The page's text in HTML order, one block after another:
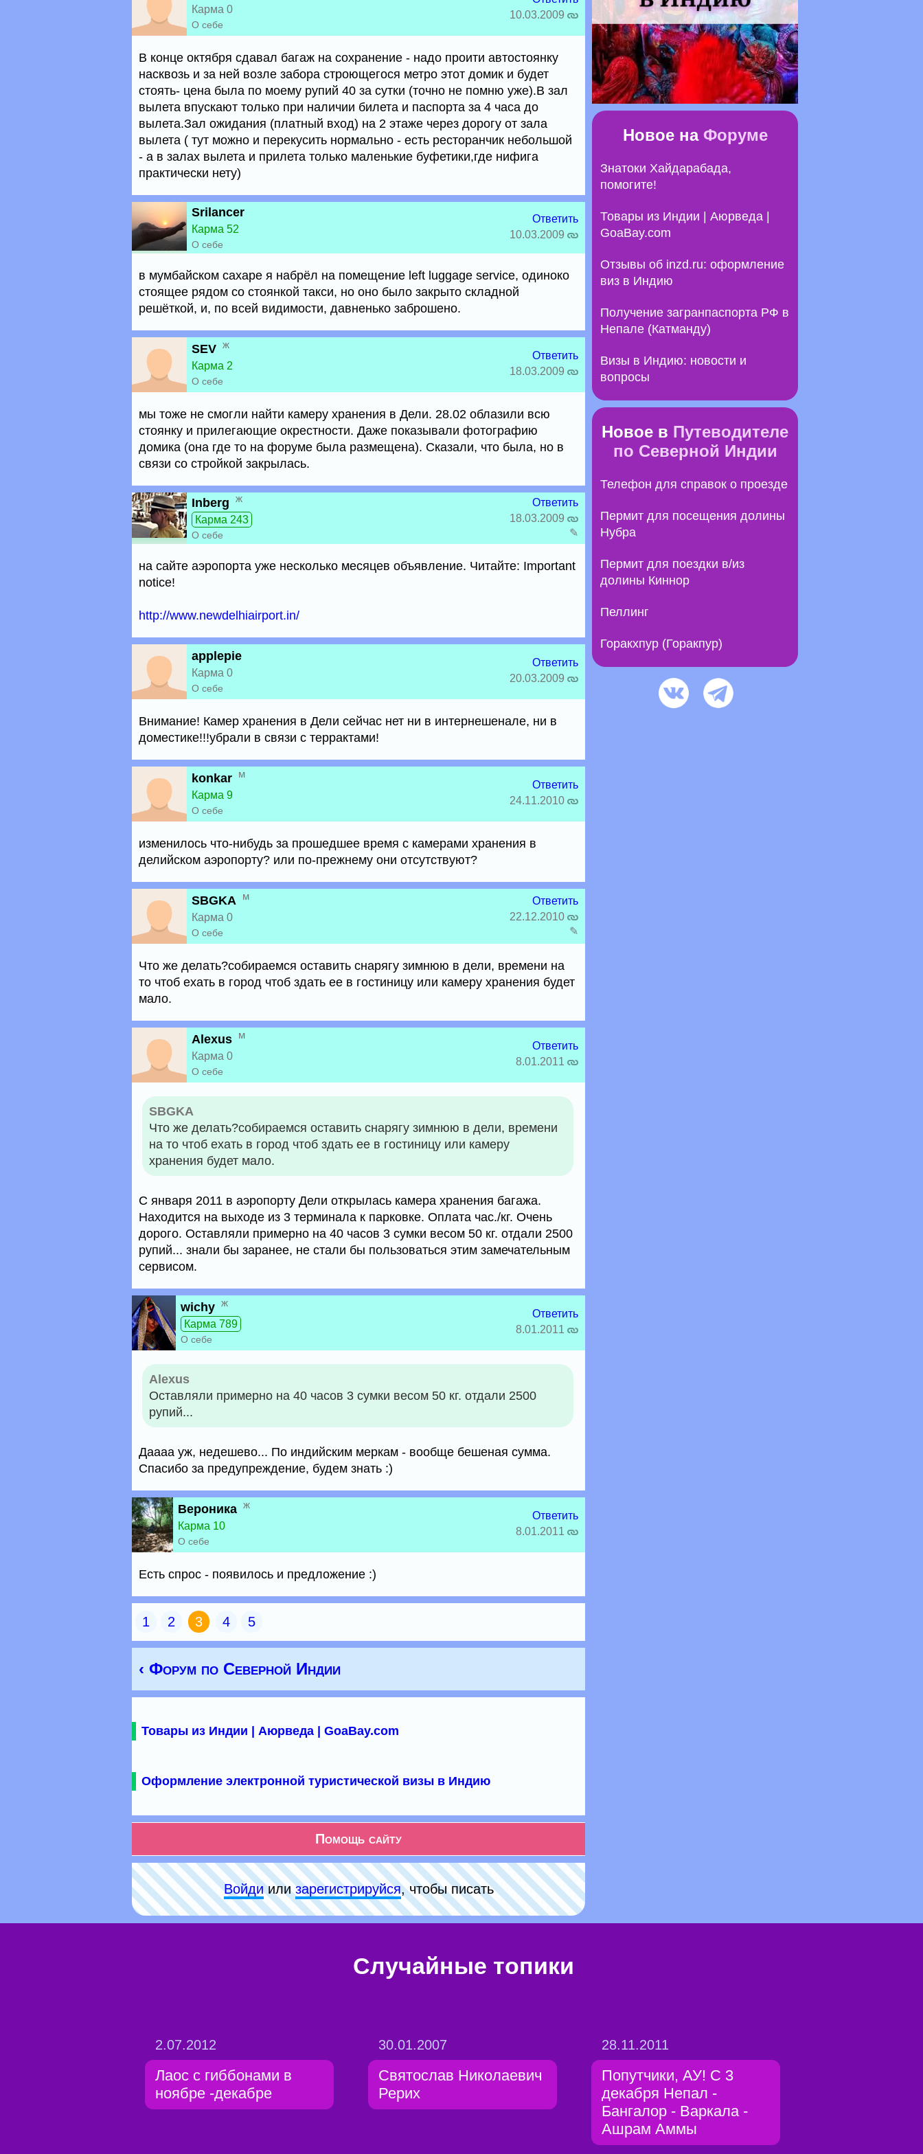
Карма 0
О себе
10.03.2009
В конце октября сдавал багаж на сохранение - надо проити автостоянку
насквозь и за ней возле забора строющегося метро этот домик и будет
стоять- цена была по моему рупий 40 за сутки (точно не помню уже).В зал
вылета впускают только при наличии билета и паспорта за 4 часа до
вылета.Зал ожидания (платный вход) на 2 этаже через дорогу от зала
вылета ( тут можно и перекусить нормально - есть ресторанчик небольшой
- а в залах вылета и прилета только маленькие буфетики,где нифига
практически нету)
Srilancer
Карма 52
О себе
Ответить
10.03.2009
в мумбайском сахаре я набрёл на помещение left luggage service, одиноко
стоящее рядом со стоянкой такси, но оно было закрыто складной
решёткой, и, по всей видимости, давненько заброшено.
SEV ж
Карма 2
О себе
Ответить
18.03.2009
мы тоже не смогли найти камеру хранения в Дели. 28.02 облазили всю
стоянку и прилегающие окрестности. Даже показывали фотографию
домика (она где то на форуме была размещена). Сказали, что была, но в
связи со стройкой закрылась.
Inberg ж
Карма 243
О себе
Ответить
18.03.2009
✎
на сайте аэропорта уже несколько месяцев объявление. Читайте: Important
notice!
http://www.newdelhiairport.in/
applepie
Карма 0
О себе
Ответить
20.03.2009
Внимание! Камер хранения в Дели сейчас нет ни в интернешенале, ни в
доместике!!!убрали в связи с террактами!
konkar м
Карма 9
О себе
Ответить
24.11.2010
изменилось что-нибудь за прошедшее время с камерами хранения в
делийском аэропорту? или по-прежнему они отсутствуют?
SBGKA м
Карма 0
О себе
Ответить
22.12.2010
✎
Что же делать?собираемся оставить снарягу зимнюю в дели, времени на
то чтоб ехать в город чтоб здать ее в гостиницу или камеру хранения будет
мало.
Alexus м
Карма 0
О себе
Ответить
8.01.2011
SBGKA
Что же делать?собираемся оставить снарягу зимнюю в дели, времени
на то чтоб ехать в город чтоб здать ее в гостиницу или камеру
хранения будет мало.
С января 2011 в аэропорту Дели открылась камера хранения багажа.
Находится на выходе из 3 терминала к парковке. Оплата час./кг. Очень
дорого. Оставляли примерно на 40 часов 3 сумки весом 50 кг. отдали 2500
рупий... знали бы заранее, не стали бы пользоваться этим замечательным
сервисом.
wichy ж
Карма 789
О себе
Ответить
8.01.2011
Alexus
Оставляли примерно на 40 часов 3 сумки весом 50 кг. отдали 2500
рупий...
Даааа уж, недешево... По индийским меркам - вообще бешеная сумма.
Спасибо за предупреждение, будем знать :)
Вероника ж
Карма 10
О себе
Ответить
8.01.2011
Есть спрос - появилось и предложение :)
1 2 3 4 5
‹ Форум по Северной Индии
Товары из Индии | Аюрведа | GoaBay.com
Оформление электронной туристической визы в Индию
Помощь сайту
Войдиилизарeгиcтpируйся, чтобы писать
Новое на Форуме
Знатоки Хайдарабада,
помогите!
Товары из Индии | Аюрведа |
GoaBay.com
Отзывы об inzd.ru: оформление
виз в Индию
Получение загранпаспорта РФ в
Непале (Катманду)
Визы в Индию: новости и
вопросы
Новое в Путеводителе
по Северной Индии
Телефон для справок о проезде
Пермит для посещения долины
Нубра
Пермит для поездки в/из
долины Киннор
Пеллинг
Горакхпур (Горакпур)
Случайные топики
2.07.2012
Лаос с гиббонами в
ноябре -декабре
30.01.2007
Святослав Николаевич
Рерих
28.11.2011
Попутчики, АУ! С 3
декабря Непал -
Бангалор - Варкала -
Ашрам Аммы